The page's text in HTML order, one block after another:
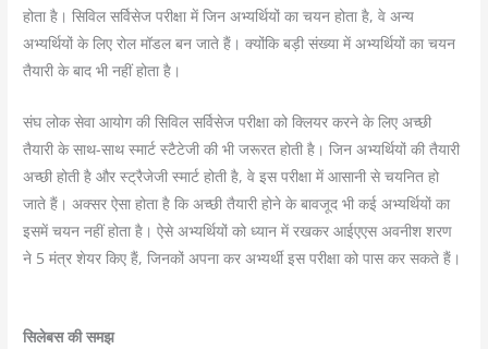
होता है। सिविल सर्विसेज परीक्षा में जिन अभ्यर्थियों का चयन होता है, वे अन्य
अभ्यर्थियों के लिए रोल मॉडल बन जाते हैं। क्योंकि बड़ी संख्या में अभ्यर्थियों का चयन
तैयारी के बाद भी नहीं होता है।
संघ लोक सेवा आयोग की सिविल सर्विसेज परीक्षा को क्लियर करने के लिए अच्छी
तैयारी के साथ-साथ स्मार्ट स्टैटेजी की भी जरूरत होती है। जिन अभ्यर्थियों की तैयारी
अच्छी होती है और स्ट्रैजेजी स्मार्ट होती है, वे इस परीक्षा में आसानी से चयनित हो
जाते हैं। अक्सर ऐसा होता है कि अच्छी तैयारी होने के बावजूद भी कई अभ्यर्थियों का
इसमें चयन नहीं होता है। ऐसे अभ्यर्थियों को ध्यान में रखकर आईएएस अवनीश शरण
ने 5 मंत्र शेयर किए हैं, जिनकों अपना कर अभ्यर्थी इस परीक्षा को पास कर सकते हैं।
सिलेबस की समझ